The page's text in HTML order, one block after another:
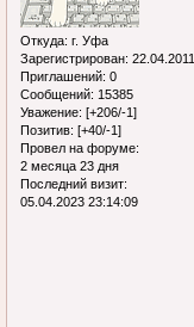
Откуда: г. Уфа
Зарегистрирован: 22.04.2011
Приглашений: 0
Сообщений: 15385
Уважение: [+206/-1]
Позитив: [+40/-1]
Провел на форуме:
2 месяца 23 дня
Последний визит:
05.04.2023 23:14:09